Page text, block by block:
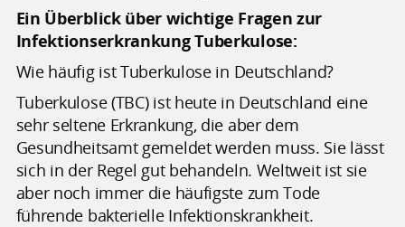
Ein Überblick über wichtige Fragen zur
Infektionserkrankung Tuberkulose:
Wie häufig ist Tuberkulose in Deutschland?
Tuberkulose (TBC) ist heute in Deutschland eine
sehr seltene Erkrankung, die aber dem
Gesundheitsamt gemeldet werden muss. Sie lässt
sich in der Regel gut behandeln. Weltweit ist sie
aber noch immer die häufigste zum Tode
führende bakterielle Infektionskrankheit.